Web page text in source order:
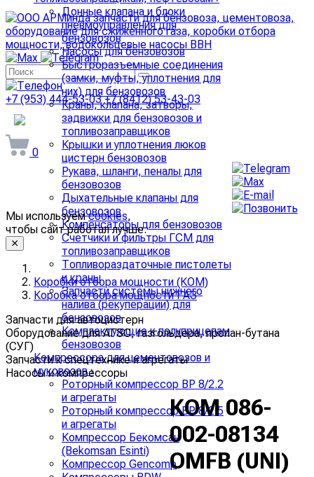
+7 (953) 444-53-03 +7 (8412) 53-43-03
arminda58@mail.ru
0
Донные клапана и блоки
пневмоуправления для
бензовозов
Насосы для бензовозов
Быстроразъемные соединения
(замки, муфты, уплотнения для
них) для бензовозов
Краны, клапана, затворы,
задвижки для бензовозов и
топливозаправщиков
Крышки и уплотнения люков
цистерн бензовозов
Рукава, шланги, пеналы для
бензовозов
Дыхательные клапаны для
бензовозов
Компенсаторы для бензовозов
Счетчики и фильтры ГСМ для
топливозаправщиков
Топливораздаточные пистолеты
и краны
Запчасти системы нижнего
налива (рекуперации) для
бензовозов
Комплектующие к полуприцепам
бензовозов
Компрессора для цементовозов и
муковозов›
Роторный компрессор ВР 8/2.2
и агрегаты
Роторный компрессор ВР 8/2.5
и агрегаты
Компрессор Бекомсан
(Bekomsan Esinti)
Компрессор Gencomp
Мы используемcookies,
чтобы сайт работал лучше.
Коробки отбора мощности (КОМ)
Коробка отбора мощности ГАЗ
Запчасти для автоцистерн
Оборудование для АГЗС, газгольдера, пропан-бутана
(СУГ)
Запчасти к спецтехнике и агрегаты
Насосы и компрессоры
КОМ 086-
002-08134
OMFB (UNI)